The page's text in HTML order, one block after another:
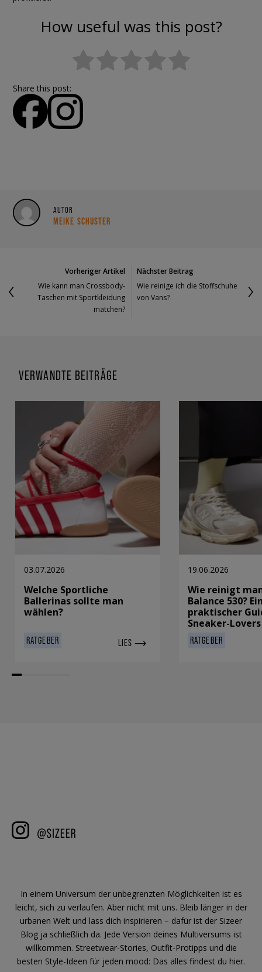
How useful was this post?
Share this post:
AUTOR
MEIKE SCHUSTER
Vorheriger Artikel
Wie kann man Crossbody-
Taschen mit Sportkleidung
matchen?
Nächster Beitrag
Wie reinige ich die Stoffschuhe
von Vans?
VERWANDTE BEITRÄGE
03.07.2026
Welche Sportliche
Ballerinas sollte man
wählen?
RATGEBER LIES
19.06.2026
Wie reinigt
Balance 530?
praktischer
Sneaker-Lovers
RATGEBER
In einem Universum der unbegrenzten Möglichkeiten ist es
leicht, sich zu verlaufen. Aber nicht mit uns. Bleib länger in der
urbanen Welt und lass dich inspirieren – dafür ist der Sizeer
Blog ja schließlich da. Jede Version deines Multiversums ist
willkommen. Streetwear-Stories, Outfit-Protipps und die
besten Style-Ideen für jeden mood: Das alles findest du hier.